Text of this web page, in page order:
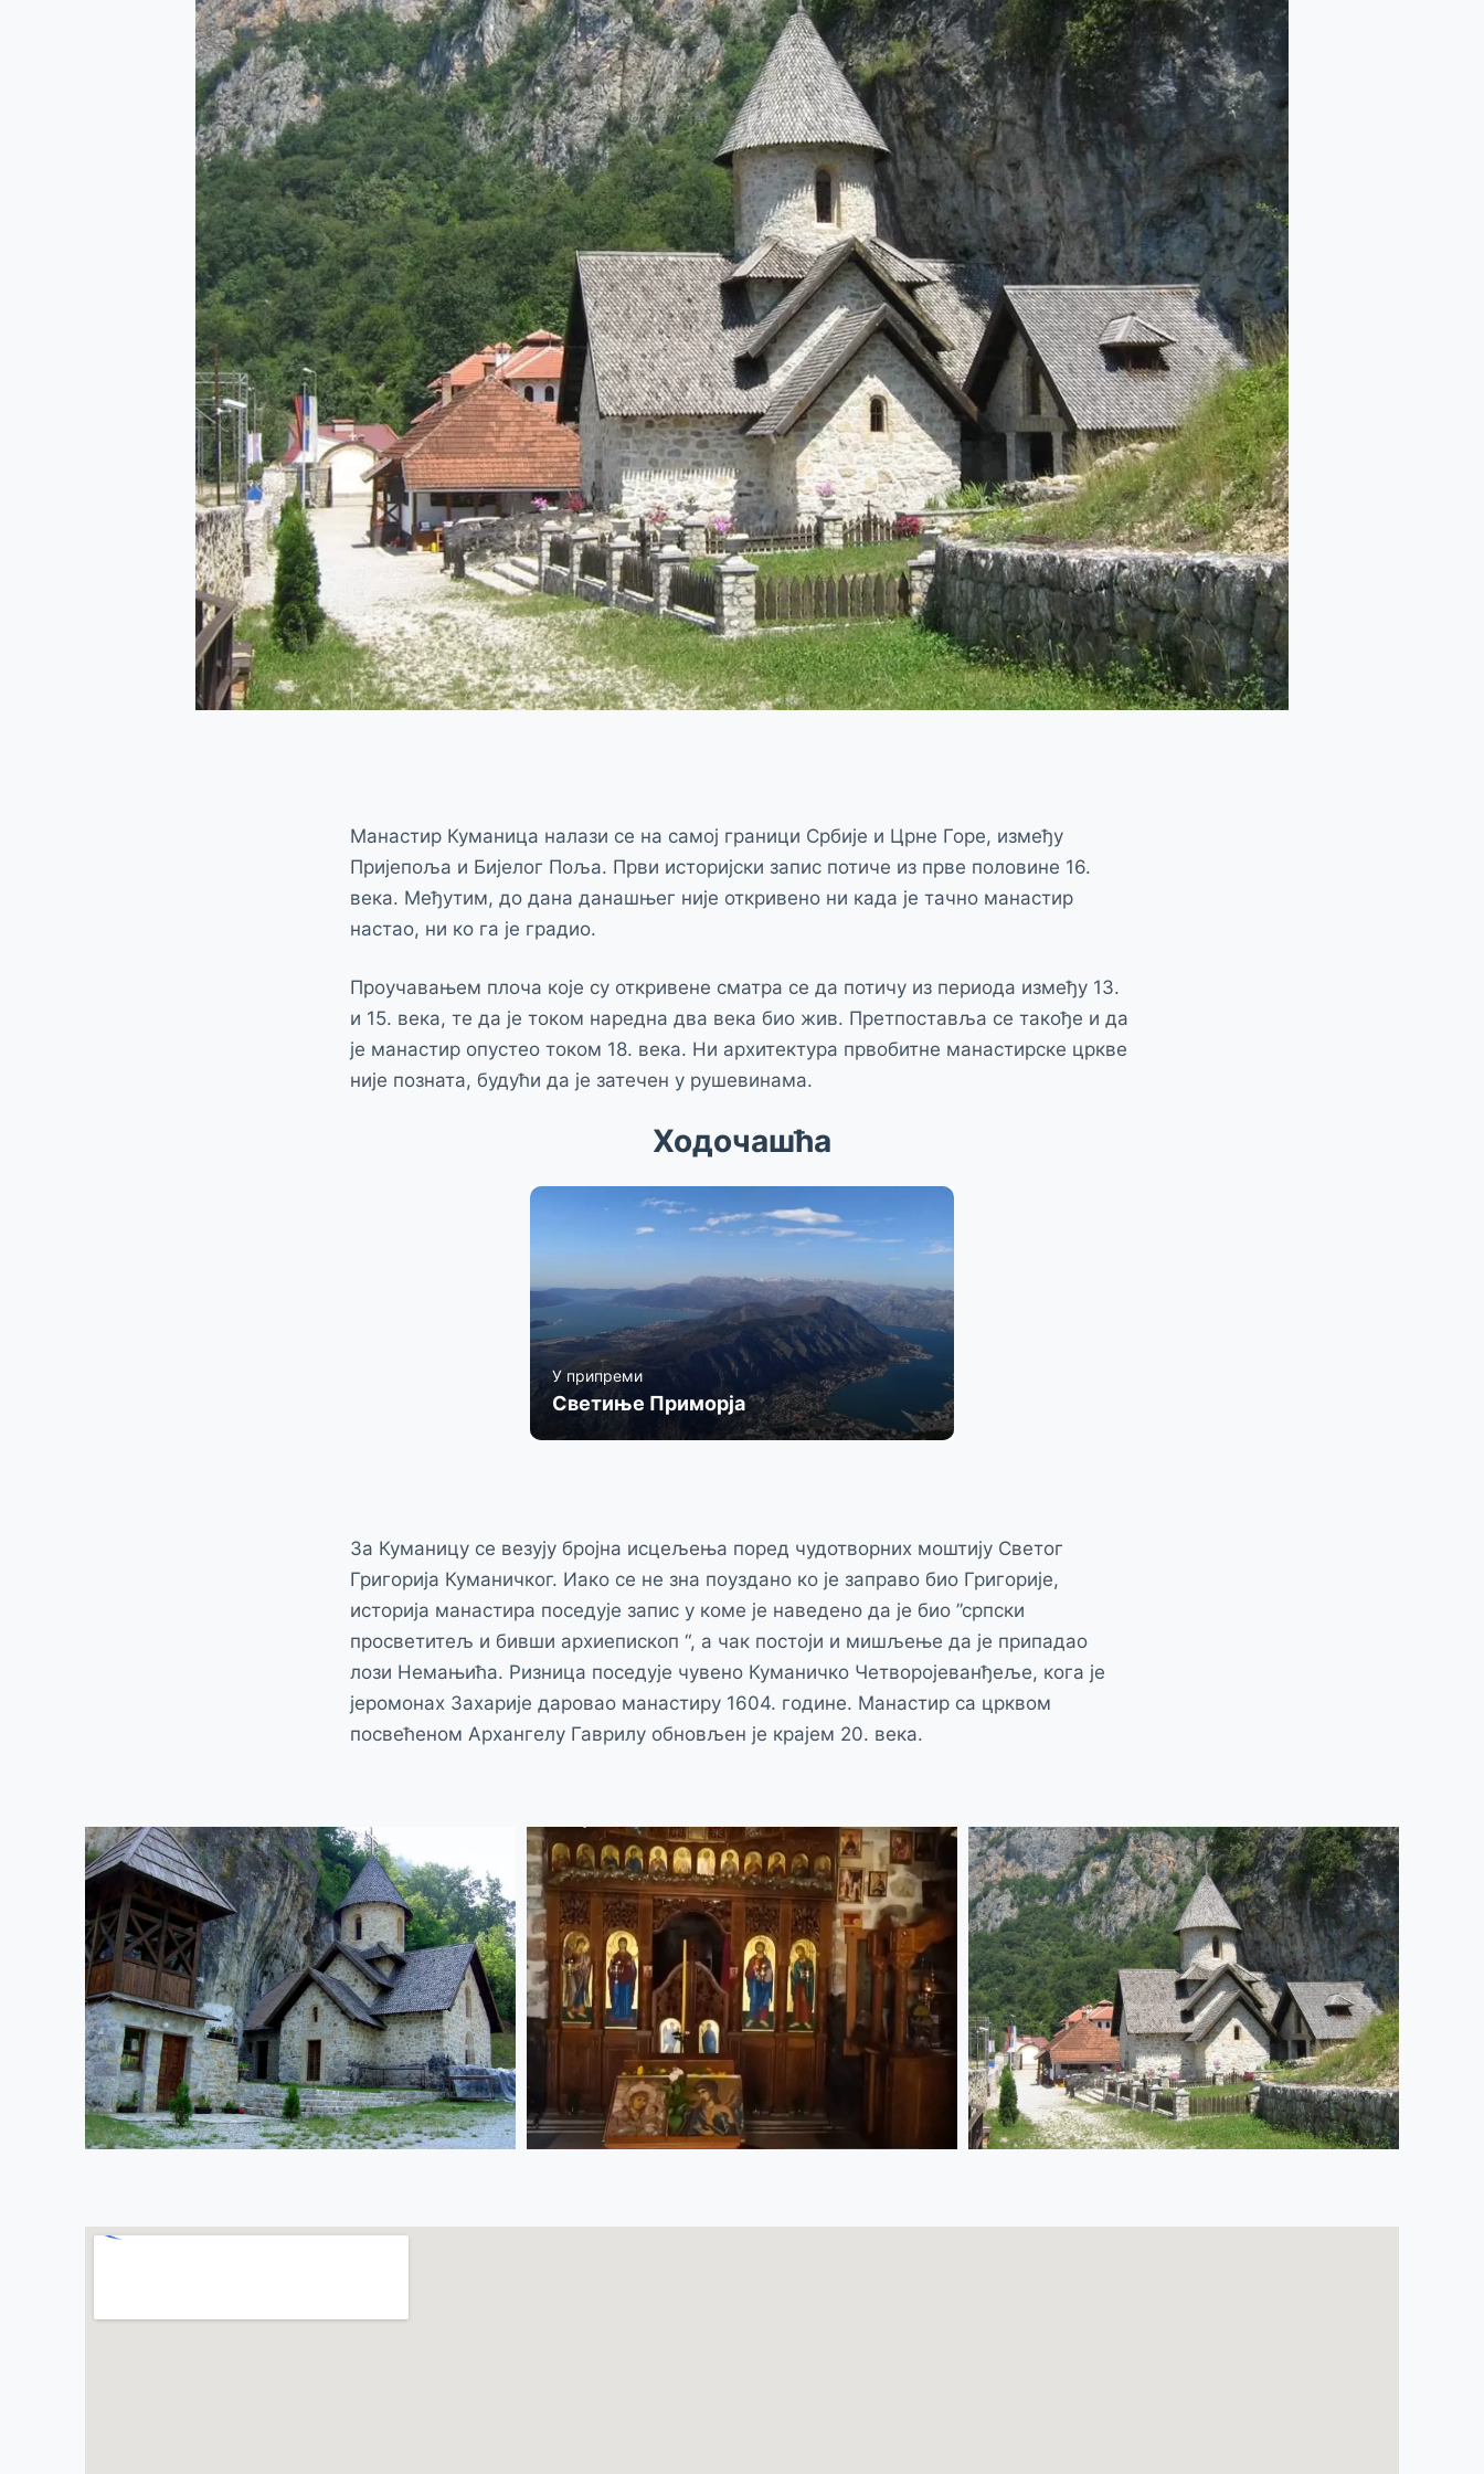
Манастир Куманица налази се на самој граници Србије и Црне Горе, између
Пријепоља и Бијелог Поља. Први историјски запис потиче из прве половине 16.
века. Међутим, до дана данашњег није откривено ни када је тачно манастир
настао, ни ко га је градио.
Проучавањем плоча које су откривене сматра се да потичу из периода између 13.
и 15. века, те да је током наредна два века био жив. Претпоставља се такође и да
је манастир опустео током 18. века. Ни архитектура првобитне манастирске цркве
није позната, будући да је затечен у рушевинама.
Ходочашћа
У припреми
Светиње Приморја
За Куманицу се везују бројна исцељења поред чудотворних моштију Светог
Григорија Куманичког. Иако се не зна поуздано ко је заправо био Григорије,
историја манастира поседује запис у коме је наведено да је био ”српски
просветитељ и бивши архиепископ “, а чак постоји и мишљење да је припадао
лози Немањића. Ризница поседује чувено Куманичко Четворојеванђеље, кога је
јеромонах Захарије даровао манастиру 1604. године. Манастир са црквом
посвећеном Архангелу Гаврилу обновљен је крајем 20. века.